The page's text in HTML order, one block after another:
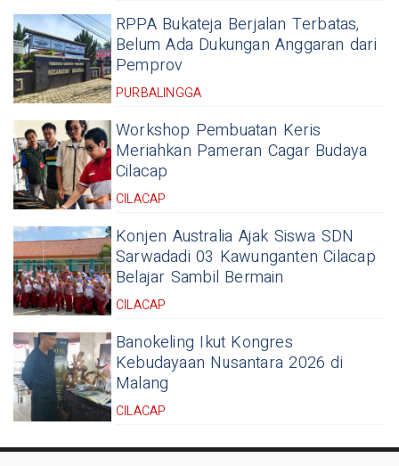
RPPA Bukateja Berjalan Terbatas,
Belum Ada Dukungan Anggaran dari
Pemprov
PURBALINGGA
Workshop Pembuatan Keris
Meriahkan Pameran Cagar Budaya
Cilacap
CILACAP
Konjen Australia Ajak Siswa SDN
Sarwadadi 03 Kawunganten Cilacap
Belajar Sambil Bermain
CILACAP
Banokeling Ikut Kongres
Kebudayaan Nusantara 2026 di
Malang
CILACAP